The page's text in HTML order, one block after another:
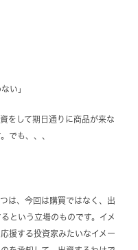
い」
をして期日通りに商品が来な
でも、、、
は、今回は購買ではなく、出
という立場のものです。イメ
援する投資家みたいなイメー